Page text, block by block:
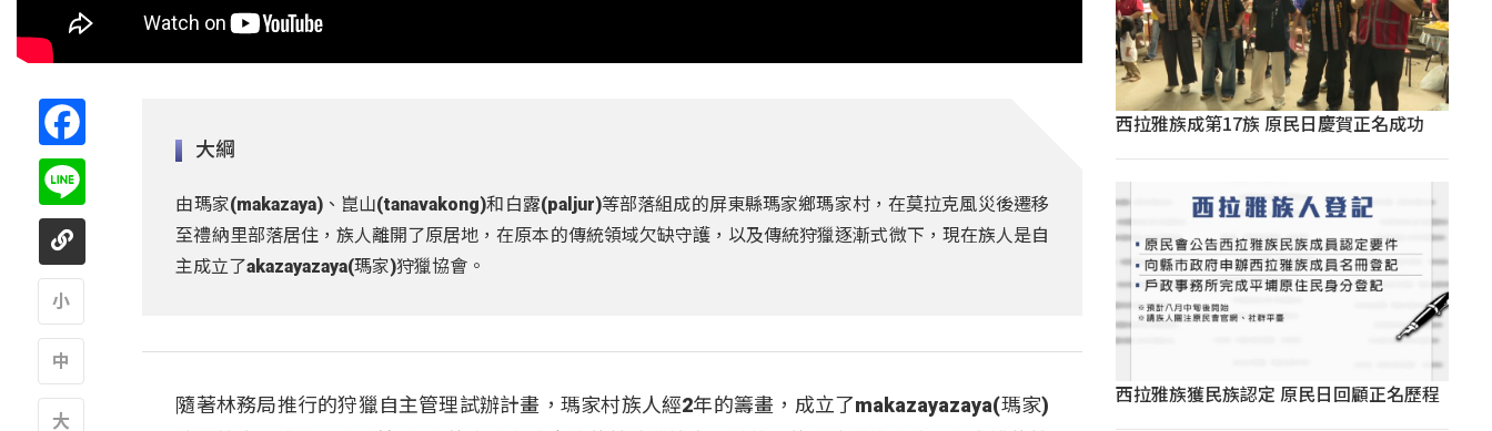
大綱
由瑪家(makazaya)、崑山(tanavakong)和白露(paljur)等部落組成的屏東縣瑪家鄉瑪家村，在莫拉克風災後遷移
至禮納里部落居住，族人離開了原居地，在原本的傳統領域欠缺守護，以及傳統狩獵逐漸式微下，現在族人是自
主成立了akazayazaya(瑪家)狩獵協會。
隨著林務局推行的狩獵自主管理試辦計畫，瑪家村族人經2年的籌畫，成立了makazayazaya(瑪家)
西拉雅族成第17族 原民日慶賀正名成功
西拉雅族獲民族認定 原民日回顧正名歷程